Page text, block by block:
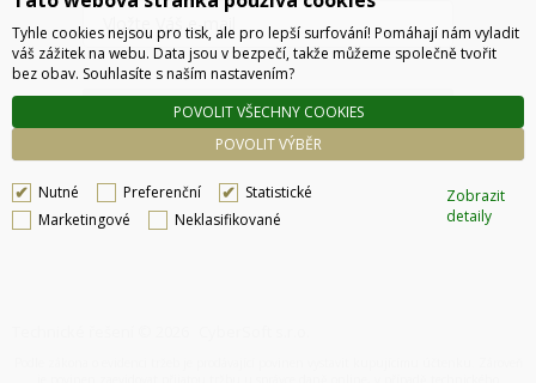
ODESLAT
Tyhle cookies nejsou pro tisk, ale pro lepší surfování! Pomáhají nám vyladit
váš zážitek na webu. Data jsou v bezpečí, takže můžeme společně tvořit
bez obav. Souhlasíte s naším nastavením?
POVOLIT VÝBĚR
POVOLIT VŠECHNY COOKIES
Nutné Preferenční
Statistické
Marketingové
Neklasifikované
Zobrazit
detaily